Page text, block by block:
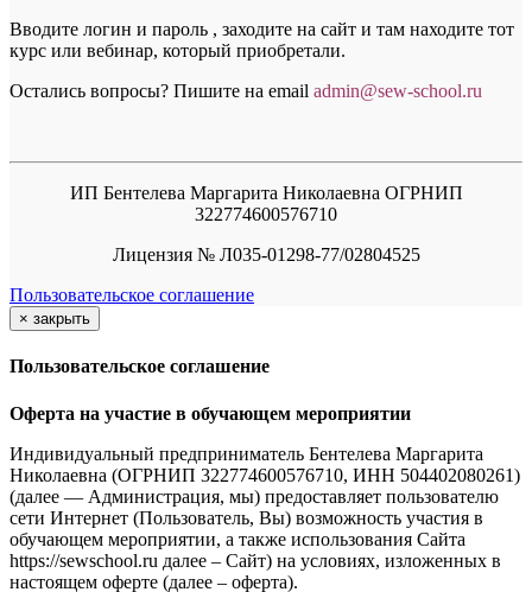
Вводите логин и пароль , заходите на сайт и там находите тот
курс или вебинар, который приобретали.
Остались вопросы? Пишите на email admin@sew-school.ru
ИП Бентелева Маргарита Николаевна ОГРНИП
322774600576710
Лицензия № Л035-01298-77/02804525
Пользовательское соглашение
× закрыть
Пользовательское соглашение
Оферта на участие в обучающем мероприятии
Индивидуальный предприниматель Бентелева Маргарита
Николаевна (ОГРНИП 322774600576710, ИНН 504402080261)
(далее — Администрация, мы) предоставляет пользователю
сети Интернет (Пользователь, Вы) возможность участия в
обучающем мероприятии, а также использования Сайта
https://sewschool.ru далее – Сайт) на условиях, изложенных в
настоящем оферте (далее – оферта).